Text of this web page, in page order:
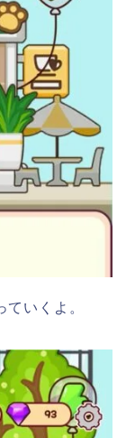
いくよ。